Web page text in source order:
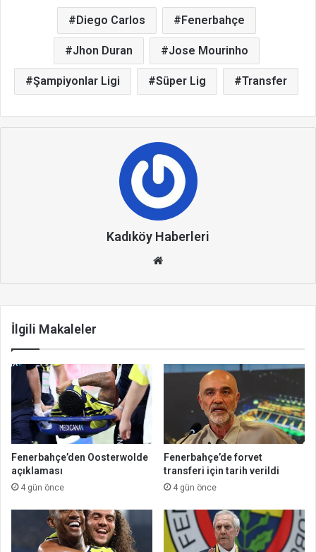
Diego Carlos Fenerbahçe
Jhon Duran Jose Mourinho
Şampiyonlar Ligi Süper Lig Transfer
Kadıköy Haberleri
İlgili Makaleler
Fenerbahçe’den Oosterwolde
açıklaması
4 gün önce
Fenerbahçe’de forvet
transferi için tarih verildi
4 gün önce